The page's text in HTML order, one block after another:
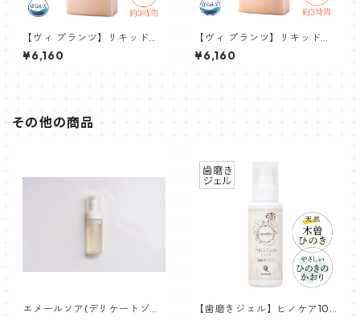
【ヴィ プランツ】リキッドフ
ァンデーション(ベージュ)
¥6,160
【ヴィ プランツ】リキッドフ
ァンデーション(イエローベー
ジュ)
¥6,160
その他の商品
エメールソア(デリケートゾー
【歯磨きジェル】ヒノケア100